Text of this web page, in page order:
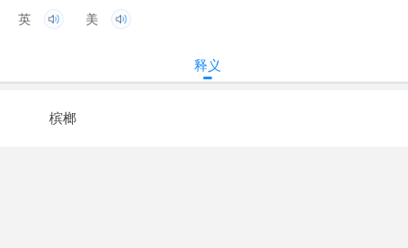
英 美
释义
槟榔